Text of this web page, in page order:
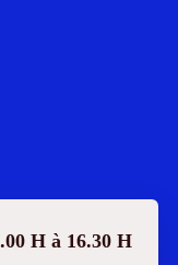
H à 16.30 H